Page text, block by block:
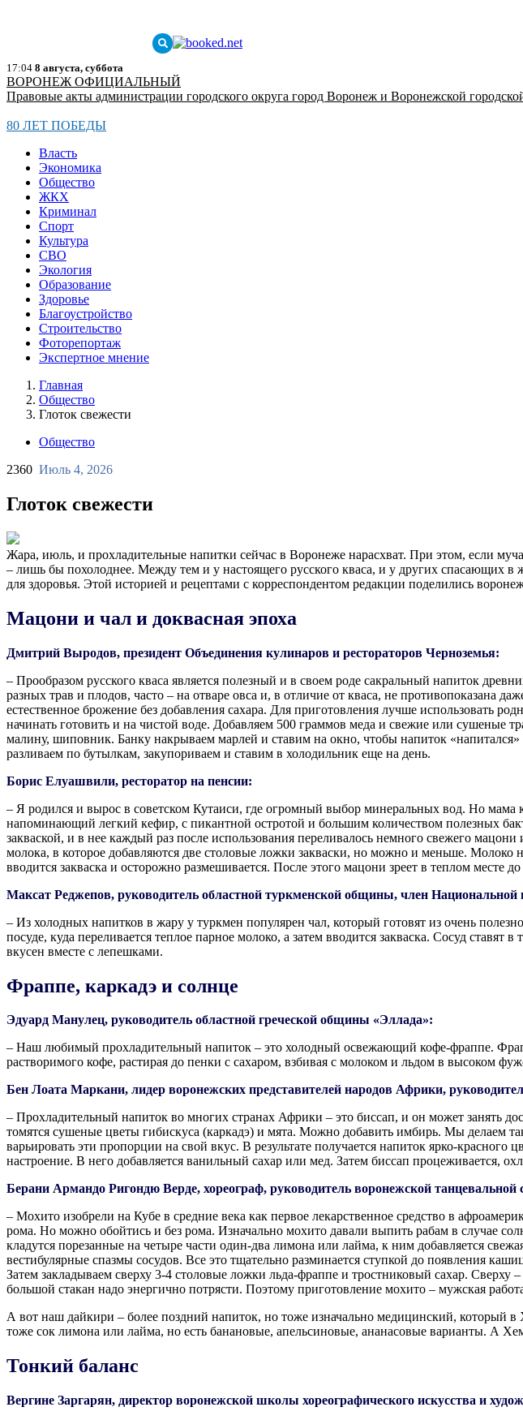
17:04 8 августа, суббота
ВОРОНЕЖ ОФИЦИАЛЬНЫЙ
Правовые акты администрации городского округа город Воронеж и Воронежской
80 ЛЕТ ПОБЕДЫ
Власть
Экономика
Общество
ЖКХ
Криминал
Спорт
Культура
СВО
Экология
Образование
Здоровье
Благоустройство
Строительство
Фоторепортаж
Экспертное мнение
Главная
Общество
Глоток свежести
Общество
2360 Июль 4, 2026
Глоток свежести
Жара, июль, и прохладительные напитки сейчас в Воронеже нарасхват. При этом, если
– лишь бы похолоднее. Между тем и у настоящего русского кваса, и у других спасающих
для здоровья. Этой историей и рецептами с корреспондентом редакции поделились
Мацони и чал и доквасная эпоха
Дмитрий Выродов, президент Объединения кулинаров и рестораторов Черноземья:
– Прообразом русского кваса является полезный и в своем роде сакральный напиток
разных трав и плодов, часто – на отваре овса и, в отличие от кваса, не противопоказана
естественное брожение без добавления сахара. Для приготовления лучше использовать
начинать готовить и на чистой воде. Добавляем 500 граммов меда и свежие или сушеные
малину, шиповник. Банку накрываем марлей и ставим на окно, чтобы напиток
разливаем по бутылкам, закупориваем и ставим в холодильник еще на день.
Борис Елуашвили, ресторатор на пенсии:
– Я родился и вырос в советском Кутаиси, где огромный выбор минеральных вод. Но
напоминающий легкий кефир, с пикантной остротой и большим количеством полезных
закваской, и в нее каждый раз после использования переливалось немного свежего
молока, в которое добавляются две столовые ложки закваски, но можно и меньше. Молоко
вводится закваска и осторожно размешивается. После этого мацони зреет в теплом месте
Максат Реджепов, руководитель областной туркменской общины, член
– Из холодных напитков в жару у туркмен популярен чал, который готовят из очень
посуде, куда переливается теплое парное молоко, а затем вводится закваска. Сосуд
вкусен вместе с лепешками.
Фраппе, каркадэ и солнце
Эдуард Манулец, руководитель областной греческой общины «Эллада»:
– Наш любимый прохладительный напиток – это холодный освежающий кофе-фраппе.
растворимого кофе, растирая до пенки с сахаром, взбивая с молоком и льдом в высоком
Бен Лоата Маркани, лидер воронежских представителей народов Африки,
– Прохладительный напиток во многих странах Африки – это биссап, и он может занять
томятся сушеные цветы гибискуса (каркадэ) и мята. Можно добавить имбирь. Мы делаем
варьировать эти пропорции на свой вкус. В результате получается напиток ярко-
настроение. В него добавляется ванильный сахар или мед. Затем биссап процеживается,
Берани Армандо Ригондю Верде, хореограф, руководитель воронежской
– Мохито изобрели на Кубе в средние века как первое лекарственное средство в
рома. Но можно обойтись и без рома. Изначально мохито давали выпить рабам в случае
кладутся порезанные на четыре части один-два лимона или лайма, к ним добавляется
вестибулярные спазмы сосудов. Все это тщательно разминается ступкой до появления
Затем закладываем сверху 3-4 столовые ложки льда-фраппе и тростниковый сахар.
большой стакан надо энергично потрясти. Поэтому приготовление мохито – мужская
А вот наш дайкири – более поздний напиток, но тоже изначально медицинский, который
тоже сок лимона или лайма, но есть банановые, апельсиновые, ананасовые варианты. А
Тонкий баланс
Вергине Заргарян, директор воронежской школы хореографического искусства и